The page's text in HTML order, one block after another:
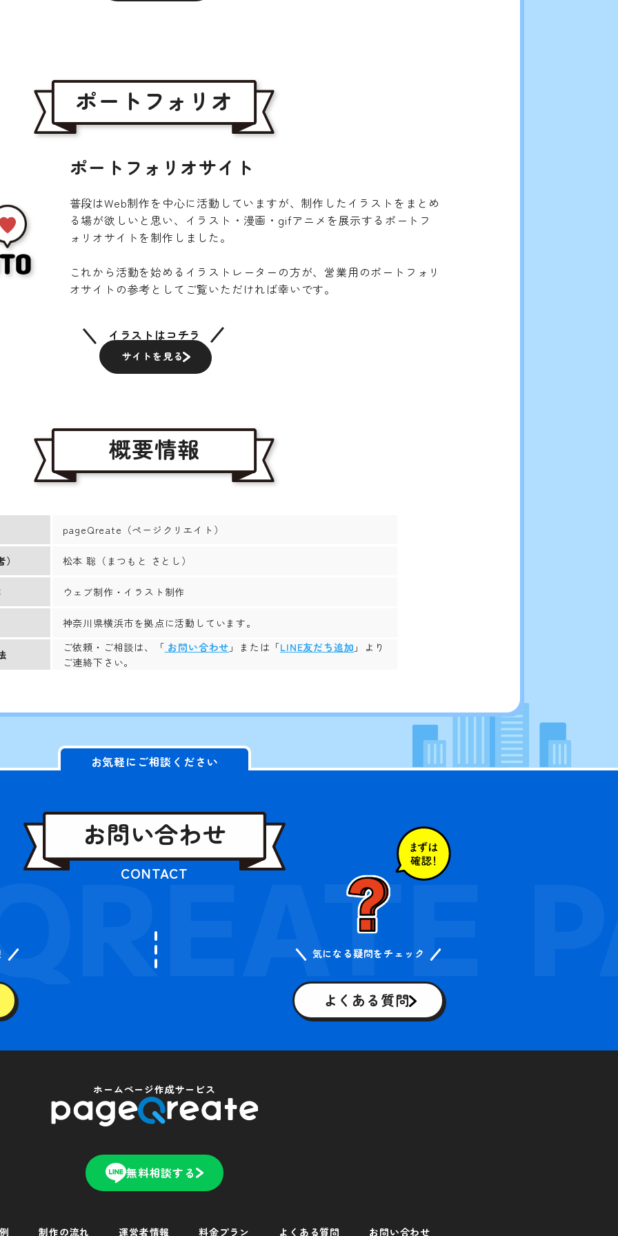
ポートフォリオ
ポートフォリオサイト
普段はWeb制作を中心に活動していますが、制作したイラストをまとめ
る場が欲しいと思い、イラスト・漫画・gifアニメを展示するポートフ
ォリオサイトを制作しました。
これから活動を始めるイラストレーターの方が、営業用のポートフォリ
オサイトの参考としてご覧いただければ幸いです。
イラストはコチラ
サイトを見る
概要情報
pageQreate（ページクリエイト）
松本 聡（まつもと さとし）
ウェブ制作・イラスト制作
神奈川県横浜市を拠点に活動しています。
ご依頼・ご相談は、「 お問い合わせ 」または「LINE友だち追加 」より
ご連絡下さい。
お気軽にご相談ください
お問い合わせ
CONTACT
気になる疑問をチェック
よくある質問
ホームページ作成サービス
無料相談する
制作の流れ 運営者情報 料金プラン よくある質問 お問い合わせ